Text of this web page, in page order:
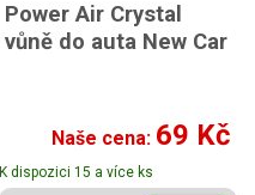
Power Air Crystal
vůně do auta New Car
Naše cena: 69 Kč
K dispozici 15 a více ks